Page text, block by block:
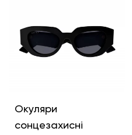
Окуляри
сонцезахисні